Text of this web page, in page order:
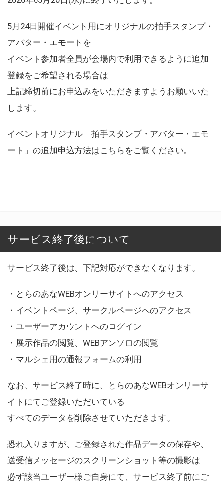
5月24日開催イベント用にオリジナルの拍手スタンプ・
アバター・エモートを
イベント参加者全員が会場内で利用できるように追加
登録をご希望される場合は
上記締切前にお申込みをいただきますようお願いいた
します。
イベントオリジナル「拍手スタンプ・アバター・エモ
ート」の追加申込方法はこちら をご覧ください。
サービス終了後について
サービス終了後は、下記対応ができなくなります。
・とらのあなWEBオンリーサイトへのアクセス
・イベントページ、サークルページへのアクセス
・ユーザーアカウントへのログイン
・展示作品の閲覧、WEBアンソロの閲覧
・マルシェ用の通報フォームの利用
なお、サービス終了時に、とらのあなWEBオンリーサ
イトにてご登録いただいている
すべてのデータを削除させていただきます。
恐れ入りますが、ご登録された作品データの保存や、
送受信メッセージのスクリーンショット等の撮影は
必ず該当ユーザー様ご自身にて、サービス終了前にご